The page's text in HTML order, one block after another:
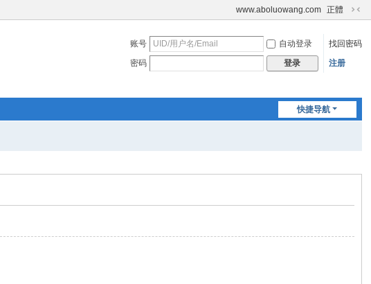
www.aboluowang.com 正體
切
到
账号 自动登录
找回密码
密码
登录 注册
快捷导航